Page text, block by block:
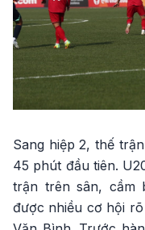
Sang hiệp 2, thế
45 phút đầu tiên.
trận trên sân, cầm
được nhiều cơ hội